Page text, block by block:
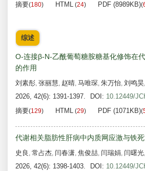
摘要(180) HTML (24) PDF (8989KB)(
综述
O-连接β-N-乙酰葡萄糖胺糖基化修饰在
的作用
刘素彤, 张丽慧, 赵晴, 马唯琛, 朱万怡, 刘鸣昊,
2026, 42(6): 1391-1397.
DOI: 10.12449/
摘要(129) HTML (29) PDF (1071KB)(
代谢相关脂肪性肝病中内质网应激与铁
史良 , 常占杰, 闫春潇, 焦俊喆, 闫瑞娟, 闫曙光,
2026, 42(6): 1398-1403.
DOI: 10.12449/